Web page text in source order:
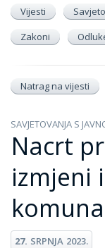
Vijesti
Zakoni
Natrag na vijesti
SAVJETOVANJA S
Nacrt
izmjeni
27. SRPNJA 2023.